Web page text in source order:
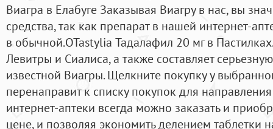
Виагра в Елабуге Заказывая Виагру в нас, вы
средства, так как препарат в нашей интернет-
в обычной.OTastylia Тадалафил 20 мг в
Левитры и Сиалиса, а также составляет
известной Виагры. Щелкните покупку у
перенаправит к списку покупок для
интернет-аптеки всегда можно заказать и
цене, и позволяя экономить делением таблетки